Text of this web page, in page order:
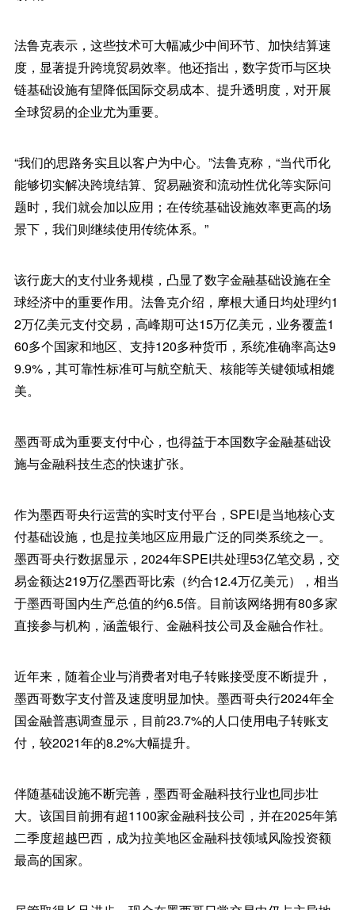
法鲁克表示，这些技术可大幅减少中间环节、加快结算速
度，显著提升跨境贸易效率。他还指出，数字货币与区块
链基础设施有望降低国际交易成本、提升透明度，对开展
全球贸易的企业尤为重要。
“我们的思路务实且以客户为中心。”法鲁克称，“当代币化
能够切实解决跨境结算、贸易融资和流动性优化等实际问
题时，我们就会加以应用；在传统基础设施效率更高的场
景下，我们则继续使用传统体系。”
该行庞大的支付业务规模，凸显了数字金融基础设施在全
球经济中的重要作用。法鲁克介绍，摩根大通日均处理约1
2万亿美元支付交易，高峰期可达15万亿美元，业务覆盖1
60多个国家和地区、支持120多种货币，系统准确率高达9
9.9%，其可靠性标准可与航空航天、核能等关键领域相媲
美。
墨西哥成为重要支付中心，也得益于本国数字金融基础设
施与金融科技生态的快速扩张。
作为墨西哥央行运营的实时支付平台，SPEI是当地核心支
付基础设施，也是拉美地区应用最广泛的同类系统之一。
墨西哥央行数据显示，2024年SPEI共处理53亿笔交易，交
易金额达219万亿墨西哥比索（约合12.4万亿美元），相当
于墨西哥国内生产总值的约6.5倍。目前该网络拥有80多家
直接参与机构，涵盖银行、金融科技公司及金融合作社。
近年来，随着企业与消费者对电子转账接受度不断提升，
墨西哥数字支付普及速度明显加快。墨西哥央行2024年全
国金融普惠调查显示，目前23.7%的人口使用电子转账支
付，较2021年的8.2%大幅提升。
伴随基础设施不断完善，墨西哥金融科技行业也同步壮
大。该国目前拥有超1100家金融科技公司，并在2025年第
二季度超越巴西，成为拉美地区金融科技领域风险投资额
最高的国家。